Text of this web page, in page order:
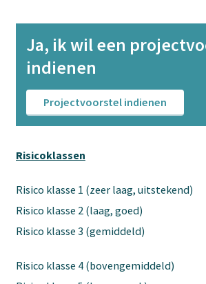
Ja, ik wil een
indienen
Projectvoorstel indienen
Risicoklassen
Risico klasse 1 (zeer laag, uitstekend)
Risico klasse 2 (laag, goed)
Risico klasse 3 (gemiddeld)
Risico klasse 4 (bovengemiddeld)